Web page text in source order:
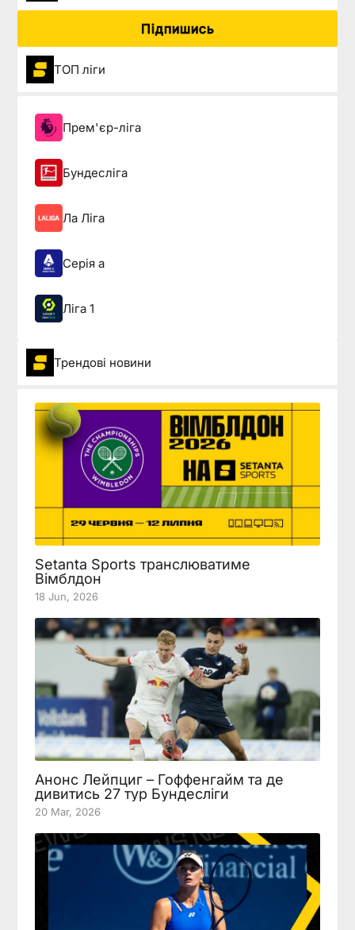
Підпишись
ТОП ліги
Прем'єр-ліга
Бундесліга
Ла Ліга
Серія а
Ліга 1
Трендові новини
Setanta Sports транслюватиме
Вімблдон
18 Jun, 2026
Анонс Лейпциг – Гоффенгайм та де
дивитись 27 тур Бундесліги
20 Mar, 2026